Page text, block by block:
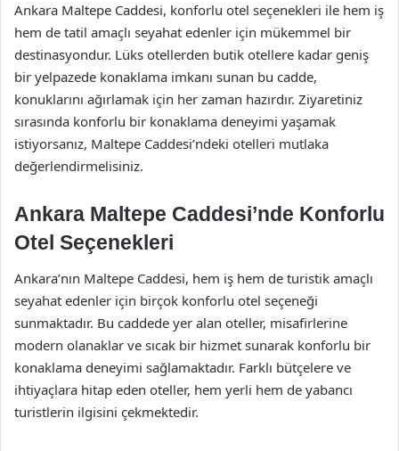
Ankara Maltepe Caddesi, konforlu otel seçenekleri ile hem iş
hem de tatil amaçlı seyahat edenler için mükemmel bir
destinasyondur. Lüks otellerden butik otellere kadar geniş
bir yelpazede konaklama imkanı sunan bu cadde,
konuklarını ağırlamak için her zaman hazırdır. Ziyaretiniz
sırasında konforlu bir konaklama deneyimi yaşamak
istiyorsanız, Maltepe Caddesi’ndeki otelleri mutlaka
değerlendirmelisiniz.
Ankara Maltepe Caddesi’nde Konforlu
Otel Seçenekleri
Ankara’nın Maltepe Caddesi, hem iş hem de turistik amaçlı
seyahat edenler için birçok konforlu otel seçeneği
sunmaktadır. Bu caddede yer alan oteller, misafirlerine
modern olanaklar ve sıcak bir hizmet sunarak konforlu bir
konaklama deneyimi sağlamaktadır. Farklı bütçelere ve
ihtiyaçlara hitap eden oteller, hem yerli hem de yabancı
turistlerin ilgisini çekmektedir.